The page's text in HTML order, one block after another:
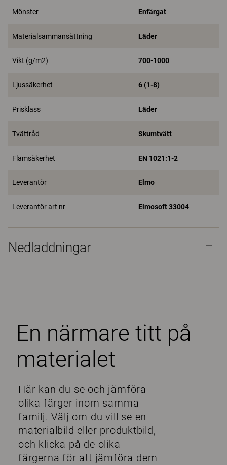
Mönster Enfärgat
Materialsammansättning Läder
Vikt (g/m2) 700-1000
Ljussäkerhet 6 (1-8)
Prisklass Läder
Tvättråd Skumtvätt
Flamsäkerhet EN 1021:1-2
Leverantör Elmo
Leverantör art nr Elmosoft 33004
Nedladdningar
En närmare titt på
materialet
Här kan du se och jämföra
olika färger inom samma
familj. Välj om du vill se en
materialbild eller produktbild,
och klicka på de olika
färgerna för att jämföra dem